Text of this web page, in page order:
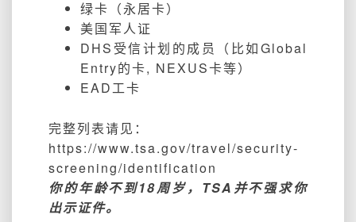
绿卡（永居卡）
美国军人证
DHS受信计划的成员（比如Global
Entry的卡, NEXUS卡等）
EAD工卡
完整列表请见：
https://www.tsa.gov/travel/security-
screening/identification
你的年龄不到18周岁，TSA并不强求你
出示证件。